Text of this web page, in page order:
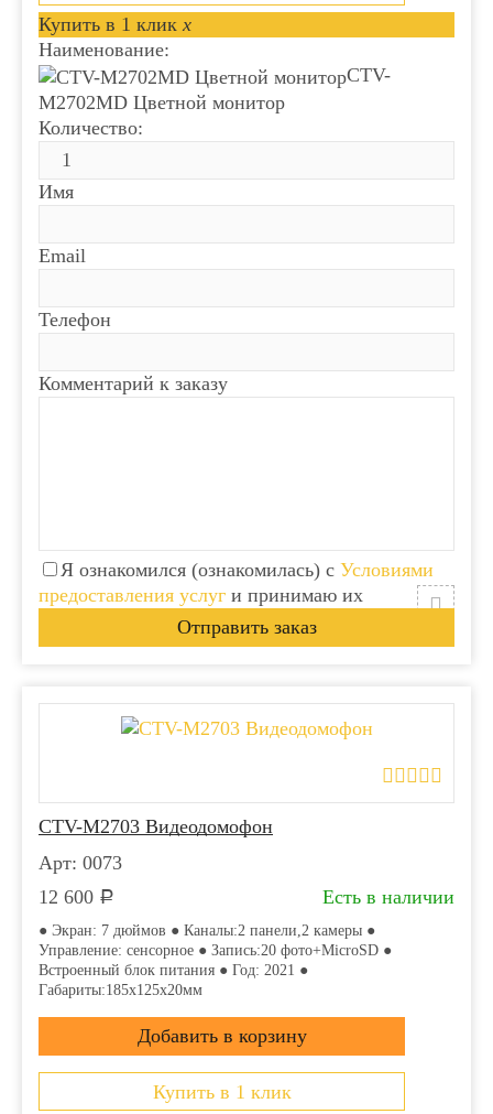
Купить в 1 клик x
Наименование:
CTV-
M2702MD Цветной монитор
Количество:
Имя
Email
Телефон
Комментарий к заказу
Я ознакомился (ознакомилась) с Условиями
предоставления услуг и принимаю их
CTV-M2703 Видеодомофон
Арт: 0073
12 600 Р Есть в наличии
● Экран: 7 дюймов ● Каналы:2 панели,2 камеры ●
Управление: сенсорное ● Запись:20 фото+MicroSD ●
Встроенный блок питания ● Год: 2021 ●
Габариты:185х125х20мм
Купить в 1 клик